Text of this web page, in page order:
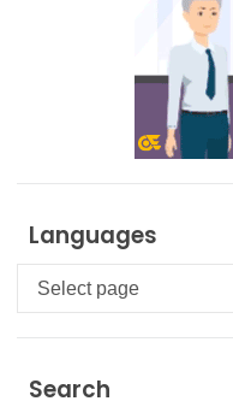
Languages
Languages
Search